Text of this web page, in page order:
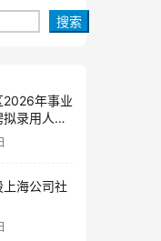
搜索
2026年事业
录用人员
海公司社